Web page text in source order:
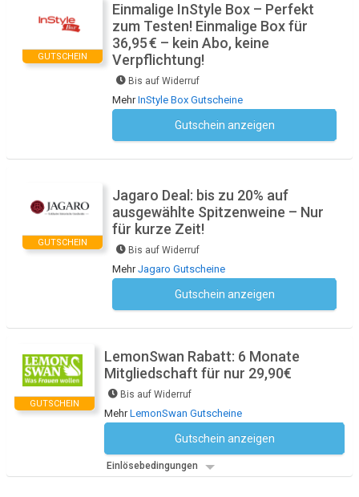
GUTSCHEIN
Einmalige InStyle Box – Perfekt
zum Testen! Einmalige Box für
36,95 € – kein Abo, keine
Verpflichtung!
Bis auf Widerruf
MehrInStyle Box Gutscheine
Gutschein anzeigen
GUTSCHEIN
Jagaro Deal: bis zu 20% auf
ausgewählte Spitzenweine – Nur
für kurze Zeit!
Bis auf Widerruf
MehrJagaro Gutscheine
Gutschein anzeigen
GUTSCHEIN
LemonSwan Rabatt: 6 Monate
Mitgliedschaft für nur 29,90€
Bis auf Widerruf
MehrLemonSwan Gutscheine
Gutschein anzeigen
Einlösebedingungen